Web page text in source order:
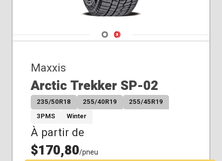
Navigate 1
Navigate 2
Maxxis
Arctic Trekker SP-02
235/50R18 255/40R19
255/45R19
3PMS
Winter
À partir de
$170,80/pneu